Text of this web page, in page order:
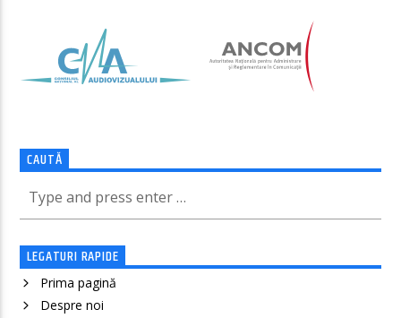
CAUTĂ
LEGATURI RAPIDE
Prima pagină
Despre noi